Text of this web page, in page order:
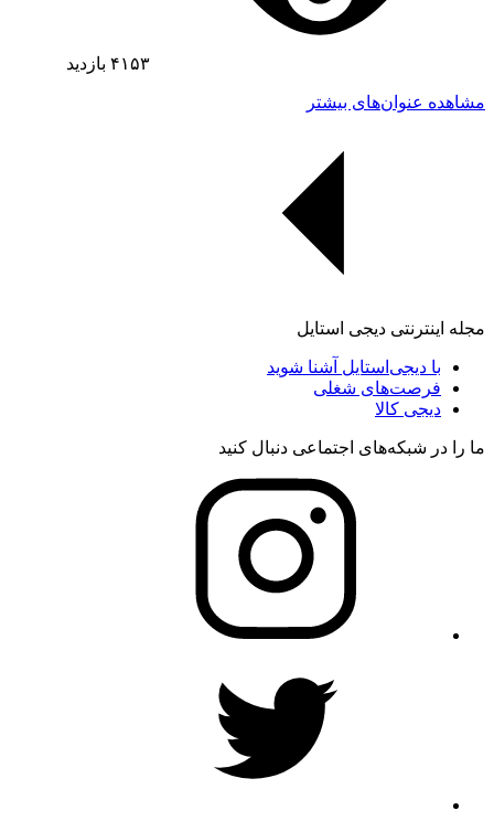
۴۱۵۳ بازدید
مشاهده عنوان‌های بیشتر
مجله اینترنتی دیجی استایل
با دیجی‌استایل آشنا شوید
فرصت‌های شغلی
دیجی کالا
ما را در شبکه‌های اجتماعی دنبال کنید